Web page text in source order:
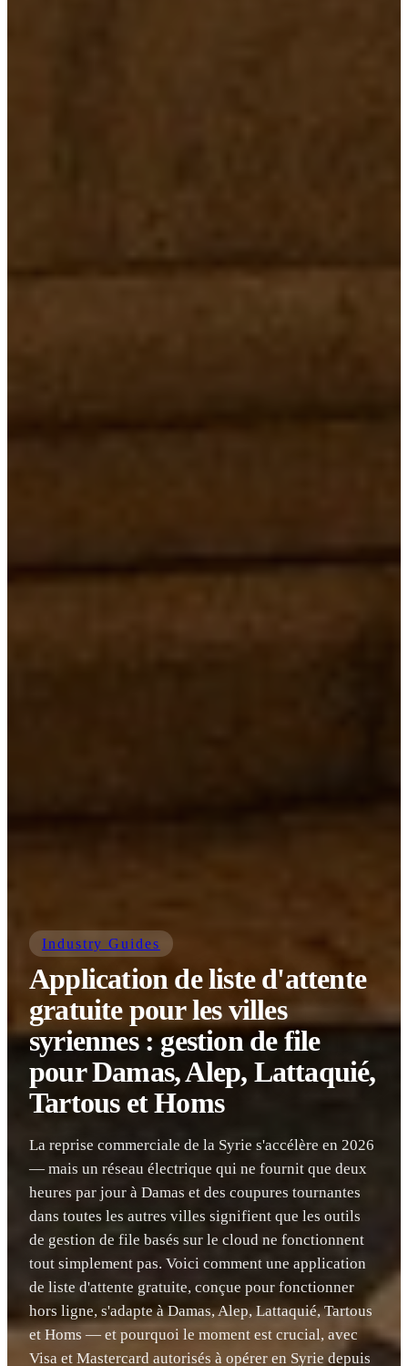
Industry Guides
Application de liste d'attente
gratuite pour les villes
syriennes : gestion de file
pour Damas, Alep, Lattaquié,
Tartous et Homs
La reprise commerciale de la Syrie s'accélère en 2026
— mais un réseau électrique qui ne fournit que deux
heures par jour à Damas et des coupures tournantes
dans toutes les autres villes signifient que les outils
de gestion de file basés sur le cloud ne fonctionnent
tout simplement pas. Voici comment une application
de liste d'attente gratuite, conçue pour fonctionner
hors ligne, s'adapte à Damas, Alep, Lattaquié, Tartous
et Homs — et pourquoi le moment est crucial, avec
Visa et Mastercard autorisés à opérer en Syrie depuis